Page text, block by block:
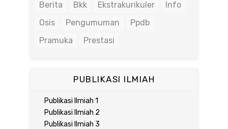
Berita Bkk Ekstrakurikuler
Info
Osis
Pengumuman
Ppdb
Pramuka
Prestasi
PUBLIKASI ILMIAH
Publikasi Ilmiah 1
Publikasi Ilmiah 2
Publikasi Ilmiah 3